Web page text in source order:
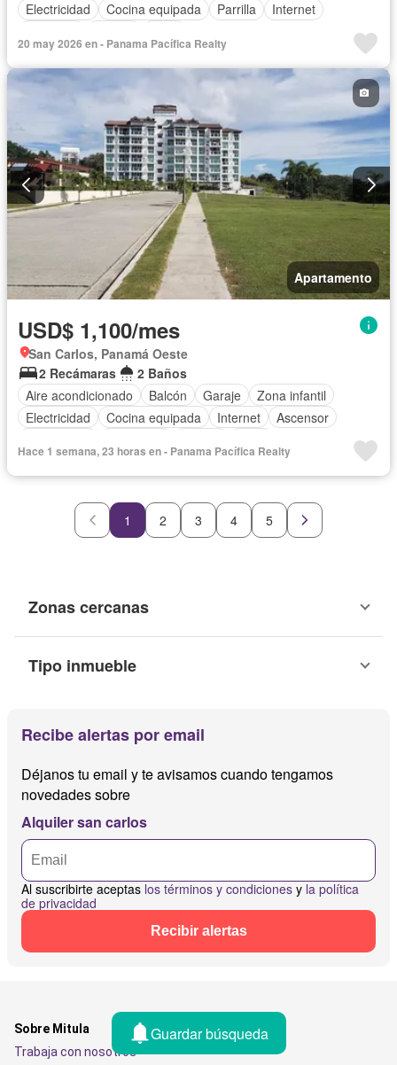
Electricidad
Cocina equipada Parrilla
Internet
20 may 2026 en - Panama Pacífica Realty
Apartamento
USD$ 1,100/mes
San Carlos, Panamá Oeste
2 Recámaras
2 Baños
Aire acondicionado
Balcón Garaje
Zona infantil
Electricidad
Cocina equipada Internet
Ascensor
Hace 1 semana, 23 horas en - Panama Pacífica Realty
1 2 3 4 5
Zonas cercanas
Tipo inmueble
Recibe alertas por email
Déjanos tu email y te avisamos cuando tengamos
novedades sobre
Alquiler san carlos
Al suscribirte aceptas los términos y condiciones y la política
de privacidad
Recibir alertas
Guardar búsqueda
Sobre Mitula
Trabaja con nosotros